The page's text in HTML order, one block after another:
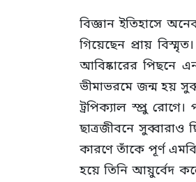
বিজ্ঞান ইতিহাসে
গিয়েছেন প্রায়
আবিষ্কারের পিছনে
ভীমাভরমে জন্ম হয়
ট্রপিক্যাল স্প্রু
ছাত্রজীবনে সুব্বারাও
কারণে তাঁকে পূর্ণ
হয়ে তিনি আয়ুর্বেদ